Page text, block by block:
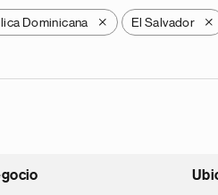
Dominicana X El Salvador X
ascendente